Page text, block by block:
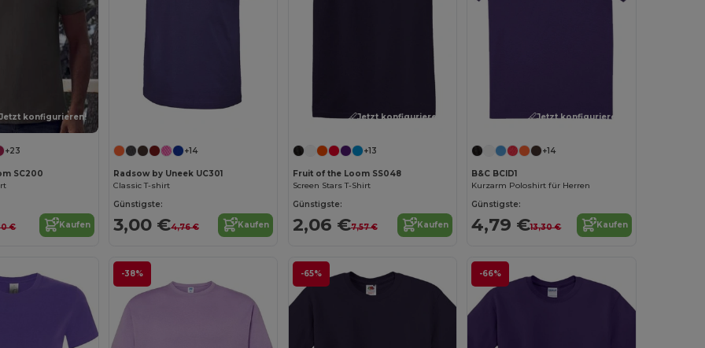
konfigurieren!
+23
SC200
€ Kaufen
+14
Radsow by Uneek UC301
Classic T-shirt
Günstigste:
3,00 €4,76 € Kaufen
Jetzt konfigurieren!
+13
Fruit of the Loom SS048
Screen Stars T-Shirt
Günstigste:
2,06 €7,57 € Kaufen
Jetzt konfigurieren!
+14
B&C BCID1
Kurzarm Poloshirt für Herren
Günstigste:
4,79 €13,30 € Kaufen
-38% -65% -66%